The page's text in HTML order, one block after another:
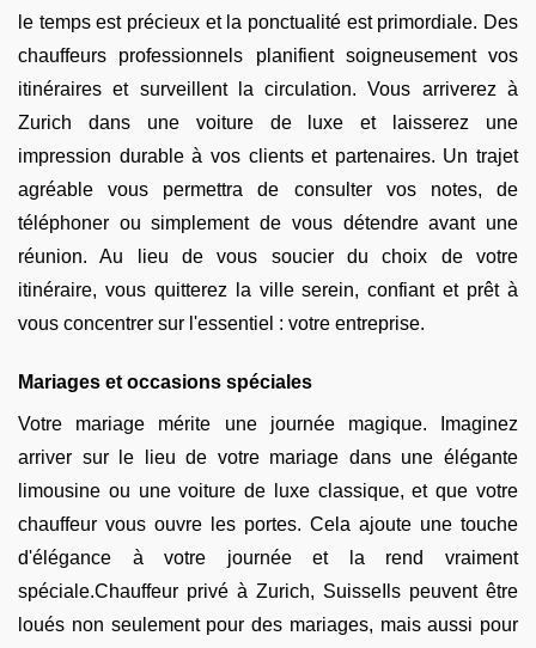
le temps est précieux et la ponctualité est primordiale. Des
chauffeurs professionnels planifient soigneusement vos
itinéraires et surveillent la circulation. Vous arriverez à
Zurich dans une voiture de luxe et laisserez une
impression durable à vos clients et partenaires. Un trajet
agréable vous permettra de consulter vos notes, de
téléphoner ou simplement de vous détendre avant une
réunion. Au lieu de vous soucier du choix de votre
itinéraire, vous quitterez la ville serein, confiant et prêt à
vous concentrer sur l'essentiel : votre entreprise.
Mariages et occasions spéciales
Votre mariage mérite une journée magique. Imaginez
arriver sur le lieu de votre mariage dans une élégante
limousine ou une voiture de luxe classique, et que votre
chauffeur vous ouvre les portes. Cela ajoute une touche
d'élégance à votre journée et la rend vraiment
spéciale.Chauffeur privé à Zurich, SuisseIls peuvent être
loués non seulement pour des mariages, mais aussi pour